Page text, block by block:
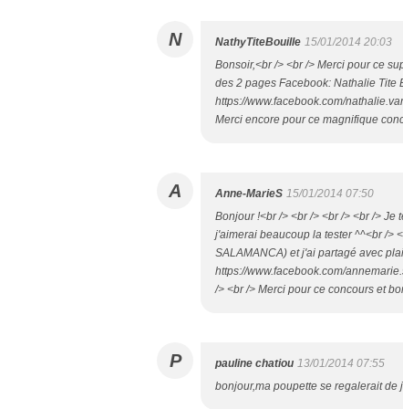
N NathyTiteBouille 15/01/2014 20:03
Bonsoir,<br /> <br /> Merci pour ce
des 2 pages Facebook: Nathalie Tite
https://www.facebook.com/
Merci encore pour ce magnifique
A Anne-MarieS 15/01/2014 07:50
Bonjour !<br /> <br /> <br /> <br />
j'aimerai beaucoup la tester ^^<br />
SALAMANCA) et j'ai partagé avec
https://www.facebook.com/
/> <br /> Merci pour ce concours et
P pauline chatiou 13/01/2014 07:55
bonjour,ma poupette se regalerait